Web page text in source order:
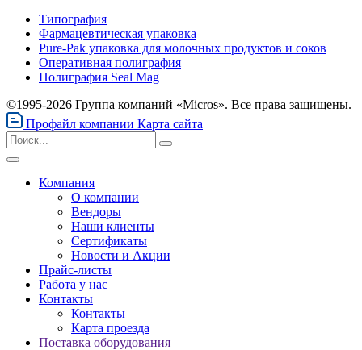
Типография
Фармацевтическая упаковка
Pure-Pak упаковка для молочных продуктов и соков
Оперативная полиграфия
Полиграфия Seal Mag
©1995-2026 Группа компаний «Micros». Все права защищены.
Профайл компании Карта сайта
Компания
О компании
Вендоры
Наши клиенты
Сертификаты
Новости и Акции
Прайс-листы
Работа у нас
Контакты
Контакты
Карта проезда
Поставка оборудования